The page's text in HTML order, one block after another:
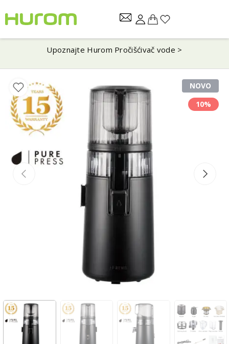
Upoznajte Hurom Pročišćivač vode >
NOVO
10%